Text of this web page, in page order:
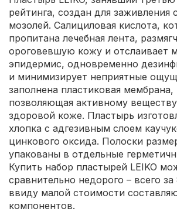
рейтинга, создан для заживления
мозолей. Салициловая кислота,
пропитана лечебная лента,
ороговевшую кожу и отслаивает
эпидермис, одновременно
и минимизирует неприятные
заполнена пластиковая мембрана,
позволяющая активному веществу
здоровой коже. Пластырь
хлопка с адгезивным слоем
цинкового оксида. Полоски
упакованы в отдельные
Купить набор пластырей LEIKO
сравнительно недорого – всего за
ввиду малой стоимости
компонентов.